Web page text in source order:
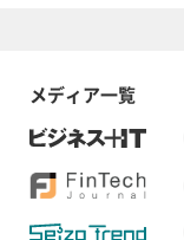
メディア一覧